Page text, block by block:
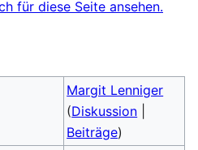
für diese Seite ansehen.
Margit Lenniger
(Diskussion
Beiträge)